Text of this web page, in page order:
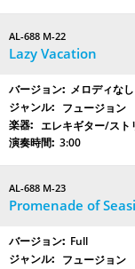
AL-688 M-22
Lazy Vacation
メロディなし
フュージョン
エレキギター/スト
3:00
AL-688 M-23
Promenade of
Full
フュージョン